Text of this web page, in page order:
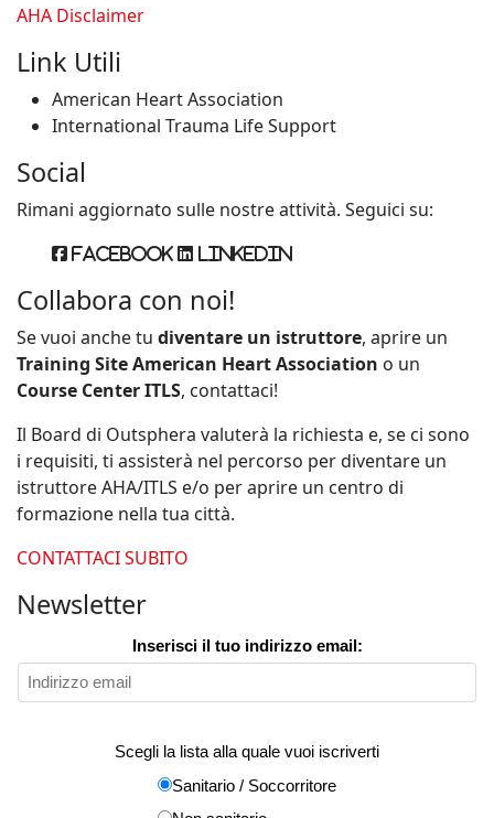
AHA Disclaimer
Link Utili
American Heart Association
International Trauma Life Support
Social
Rimani aggiornato sulle nostre attività. Seguici su:
Facebook Linkedin
Collabora con noi!
Se vuoi anche tu diventare un istruttore, aprire un
Training Site American Heart Association o un
Course Center ITLS, contattaci!
Il Board di Outsphera valuterà la richiesta e, se ci sono
i requisiti, ti assisterà nel percorso per diventare un
istruttore AHA/ITLS e/o per aprire un centro di
formazione nella tua città.
CONTATTACI SUBITO
Newsletter
Inserisci il tuo indirizzo email:
Scegli la lista alla quale vuoi iscriverti
Sanitario / Soccorritore